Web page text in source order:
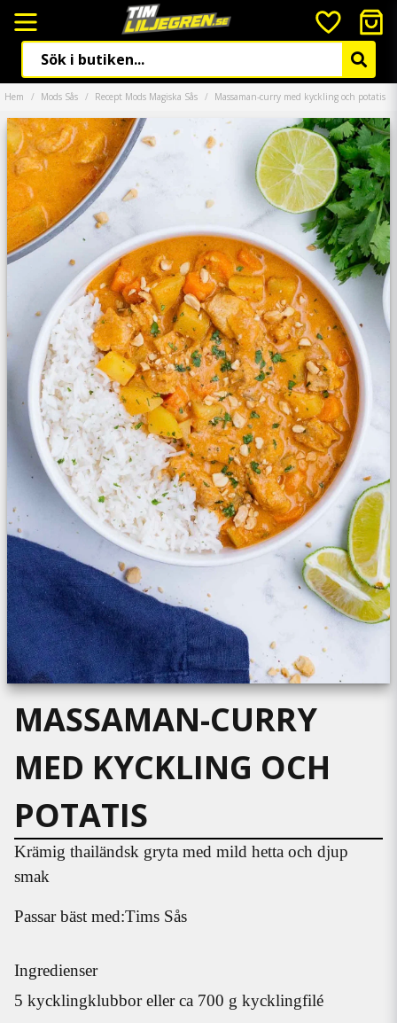
Hem Mods Sås Recept Mods Magiska Sås Massaman-curry med kyckling och potatis
MASSAMAN-CURRY
MED KYCKLING OCH
POTATIS
Krämig thailändsk gryta med mild hetta och djup
smak
Passar bäst med:Tims Sås
Ingredienser
5 kycklingklubbor eller ca 700 g kycklingfilé